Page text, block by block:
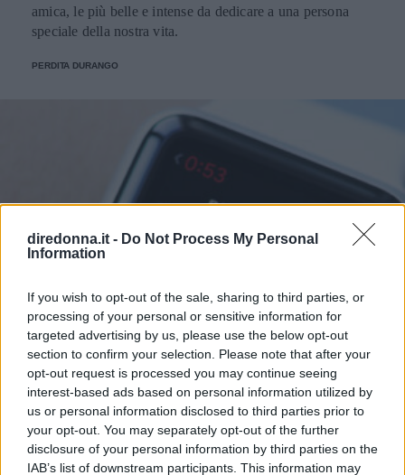
diredonna.it - Do Not Process My Personal
Information
If you wish to opt-out of the sale, sharing to third parties, or
processing of your personal or sensitive information for
targeted advertising by us, please use the below opt-out
section to confirm your selection. Please note that after your
opt-out request is processed you may continue seeing
interest-based ads based on personal information utilized by
us or personal information disclosed to third parties prior to
your opt-out. You may separately opt-out of the further
disclosure of your personal information by third parties on the
IAB’s list of downstream participants. This information may
amica, le più belle e intense da dedicare a una persona
speciale della nostra vita.
PERDITA DURANGO